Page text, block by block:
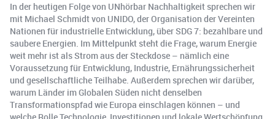
In der heutigen Folge von UNhörbar Nachhaltigkeit sprechen wir
mit Michael Schmidt von UNIDO, der Organisation der Vereinten
Nationen für industrielle Entwicklung, über SDG 7: bezahlbare und
saubere Energien. Im Mittelpunkt steht die Frage, warum Energie
weit mehr ist als Strom aus der Steckdose – nämlich eine
Voraussetzung für Entwicklung, Industrie, Ernährungssicherheit
und gesellschaftliche Teilhabe. Außerdem sprechen wir darüber,
warum Länder im Globalen Süden nicht denselben
Transformationspfad wie Europa einschlagen können – und